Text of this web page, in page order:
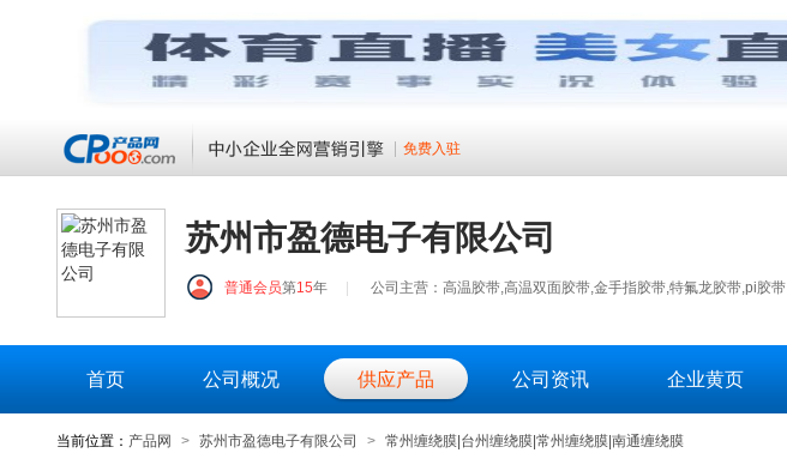
免费入驻
苏州市盈德电子有限公司
普通会员第15年 公司主营：高温胶带,高温双面胶带,金手指胶带,特氟龙胶带,pi胶带
首页 公司概况 供应产品 公司资讯 企业黄页
当前位置： 产品网 > 苏州市盈德电子有限公司 > 常州缠绕膜|台州缠绕膜|常州缠绕膜|南通缠绕膜